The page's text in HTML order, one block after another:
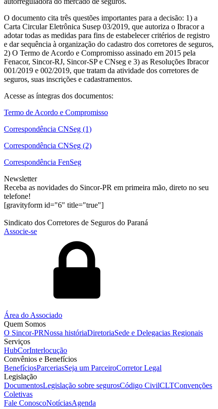
O documento cita três questões importantes para a decisão: 1) a
Carta Circular Eletrônica Susep 03/2019, que autoriza o Ibracor a
adotar todas as medidas para fins de estabelecer critérios de registro
e dar sequência à organização do cadastro dos corretores de seguros,
2) O Termo de Acordo e Compromisso assinado em 2015 pela
Fenacor, Sincor-RJ, Sincor-SP e CNseg e 3) as Resoluções Ibracor
001/2019 e 002/2019, que tratam da atividade dos corretores de
seguros, suas inscrições e cadastramentos.
Acesse as íntegras dos documentos:
Termo de Acordo e Compromisso
Correspondência CNSeg (1)
Correspondência CNSeg (2)
Correspondência FenSeg
Newsletter
Receba as novidades do Sincor-PR em primeira mão, direto no seu
telefone!
[gravityform id="6" title="true"]
Sindicato dos Corretores de Seguros do Paraná
Associe-se
Área do Associado
Quem Somos
O Sincor-PRNossa históriaDiretoriaSede e Delegacias Regionais
Serviços
HubCorInterlocução
Convênios e Benefícios
BenefíciosParceriasSeja um ParceiroCorretor Legal
Legislação
DocumentosLegislação sobre segurosCódigo CivilCLTConvenções
Coletivas
Fale ConoscoNotíciasAgenda